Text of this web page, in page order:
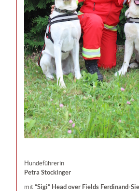
Hundeführerin
Petra Stockinger
mit “Sigi” Head over Fields Ferdinand-